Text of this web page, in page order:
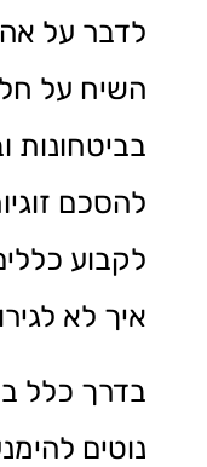
לדבר על
השיח על
בביטחונות
להסכם
לקבוע
איך לא
בדרך כלל
נוטים